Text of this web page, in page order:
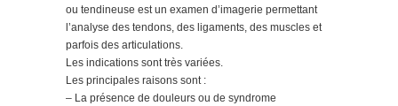
ou tendineuse est un examen d’imagerie permettant
l’analyse des tendons, des ligaments, des muscles et
parfois des articulations.
Les indications sont très variées.
Les principales raisons sont :
– La présence de douleurs ou de syndrome